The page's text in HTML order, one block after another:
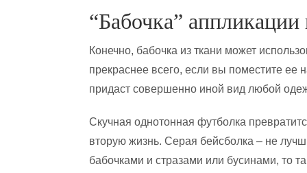
“Бабочка” аппликации
Конечно, бабочка из ткани может
прекраснее всего, если вы поместите ее
придаст совершенно иной вид любой
Скучная однотонная футболка
вторую жизнь. Серая бейсболка – не
бабочками и стразами или бусинами, то